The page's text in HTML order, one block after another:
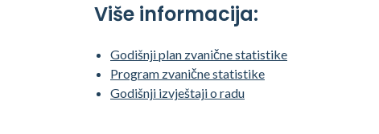
Više informacija:
Godišnji plan zvanične statistike
Program zvanične statistike
Godišnji izvještaji o radu